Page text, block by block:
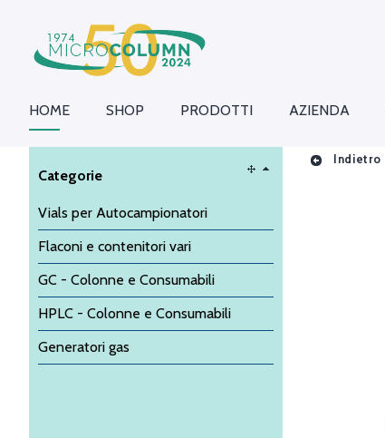
HOME SHOP PRODOTTI AZIENDA
Categorie
Vials per Autocampionatori
Flaconi e contenitori vari
GC - Colonne e Consumabili
HPLC - Colonne e Consumabili
Generatori gas
Indietro